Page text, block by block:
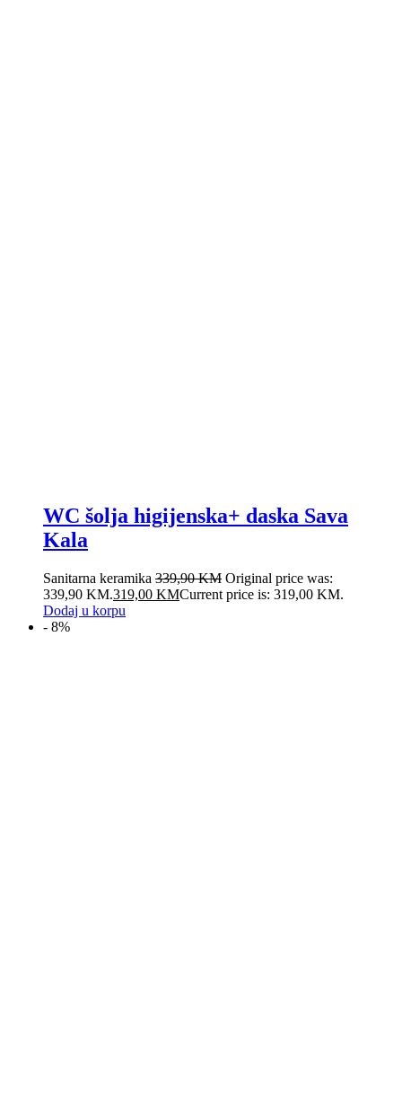
WC šolja higijenska+ daska Sava
Kala
Sanitarna keramika 339,90KM Original price was:
339,90 KM.319,00 KMCurrent price is: 319,00 KM.
Dodaj u korpu
- 8%